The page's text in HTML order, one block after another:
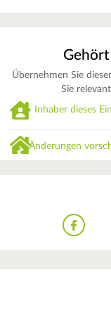
Übernehmen Sie
Sie
Inhaber dieses
Änderungen